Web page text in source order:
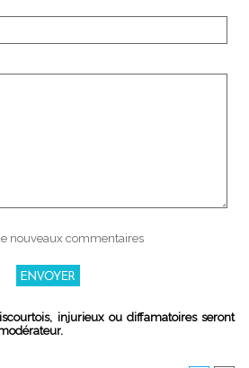
nouveaux commentaires
injurieux ou diffamatoires seront